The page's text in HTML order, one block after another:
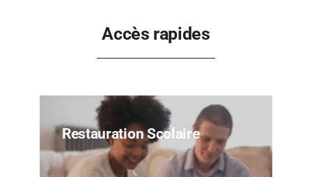
Accès rapides
Restauration Scolaire